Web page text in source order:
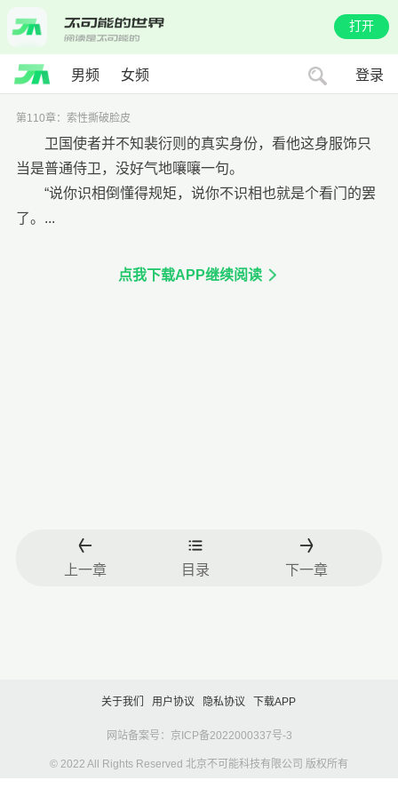
打开
男频 女频 登录
第110章：索性撕破脸皮
卫国使者并不知裴衍则的真实身份，看他这身服饰只
当是普通侍卫，没好气地嚷嚷一句。
“说你识相倒懂得规矩，说你不识相也就是个看门的罢
了。...
点我下载APP继续阅读
上一章 目录 下一章
关于我们 用户协议 隐私协议 下载APP
网站备案号：京ICP备2022000337号-3
© 2022 All Rights Reserved 北京不可能科技有限公司 版权所有